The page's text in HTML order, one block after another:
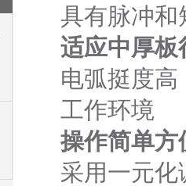
具有脉冲和
适应中厚板
电弧挺度
工作环境
操作简单
采用一元